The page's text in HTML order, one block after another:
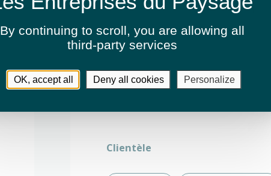
Arrosage automatique
Création de jardins ou d'espaces verts
Clientèle
By continuing to scroll, you are allowing all
third-party services
OK, accept all Deny all cookies Personalize